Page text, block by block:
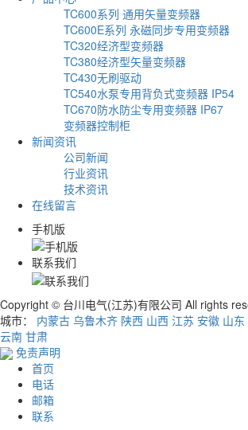
TC600系列 通用矢量变频器
TC600E系列 永磁同步专用变频器
TC320经济型变频器
TC380经济型矢量变频器
TC430无刷驱动
TC540水泵专用背负式变频器 IP54
TC670防水防尘专用变频器 IP67
变频器控制柜
新闻资讯
公司新闻
行业资讯
技术资讯
在线留言
手机版
联系我们
Copyright © 台川电气(江苏)有限公司 All rights
城市： 内蒙古 乌鲁木齐 陕西 山西 江苏 安徽 山东
云南 甘肃
免责声明
首页
电话
邮箱
联系